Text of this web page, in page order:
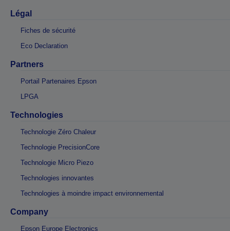
Légal
Fiches de sécurité
Eco Declaration
Partners
Portail Partenaires Epson
LPGA
Technologies
Technologie Zéro Chaleur
Technologie PrecisionCore
Technologie Micro Piezo
Technologies innovantes
Technologies à moindre impact environnemental
Company
Epson Europe Electronics